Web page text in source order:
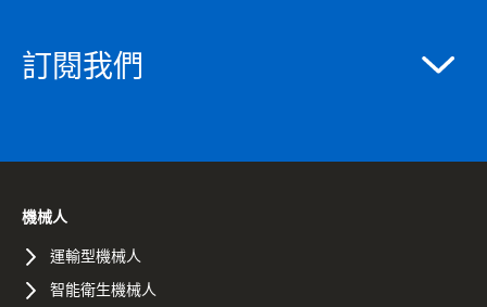
訂閱我們
機械人
運輸型機械人
智能衛生機械人